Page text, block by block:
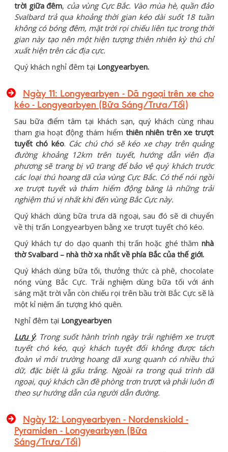
trời giữa đêm, của vùng Cực Bắc. Vào mùa hè, quần đảo
Svalbard trả qua khoảng thời gian kéo dài suốt 18 tuần
không có bóng đêm, mặt trời rọi chiếu liên tục trong thời
gian này tạo nên một hiện tượng thiên nhiên kỳ thú chỉ
xuất hiện trên các địa cực.
Quý khách nghỉ đêm tại Longyearbyen.
Ngày 11: Longyearbyen - Dã ngoại trên xe cho
kéo - Longyearbyen (Bữa Sáng/Trưa/Tối)
Sau bữa điểm tâm tại khách sạn, quý khách cùng nhau
tham gia hoạt động thám hiểm thiên nhiên trên xe trượt
tuyết chó kéo. Các chú chó sẽ kéo xe chạy trên quảng
đường khoảng 12km trên tuyết, hướng dẫn viên địa
phương sẽ trang bị vũ trang để bảo vệ quý khách trước
các loại thú hoang dã của vùng Cực Bắc. Có thể nói ngồi
xe trượt tuyết và thám hiểm động băng là những trải
nghiệm thú vị nhất khi đến vùng Bắc Cực này.
Quý khách dùng bữa trưa dã ngoại, sau đó sẽ di chuyển
về thị trấn Longyearbyen bằng xe trượt tuyết chó kéo.
Quý khách tự do dạo quanh thị trấn hoặc ghé thăm nhà
thờ Svalbard – nhà thờ xa nhất về phía Bắc của thế giới.
Quý khách dùng bữa tối, thưởng thức cà phê, chocolate
nóng vùng Bắc Cực. Trải nghiệm dùng bữa tối với ánh
sáng mặt trời vẫn còn chiếu rọi trên bầu trời Bắc Cực sẽ là
một kỉ niệm ấn tượng khó quên.
Nghỉ đêm tại Longyearbyen
Lưu ý: Trong suốt hành trình ngày trải nghiệm xe trượt
tuyết chó kéo, quý khách tuyệt đối không được tách
đoàn vì môi trường hoang dã xung quanh có nhiều thú
dữ, đặc biệt là gấu trắng. Ngoài ra trong quá trình dã
ngoại, quý khách cần đề phòng trơn trượt và phải luôn đi
theo sự hướng dẫn của người dẫn đường.
Ngày 12: Longyearbyen - Nordenskiold -
Pyramiden - Longyearbyen (Bữa
Sáng/Trưa/Tối)